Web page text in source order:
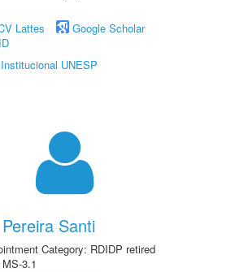
Lattes
Google Scholar
UNESP
Santi
Category: RDIDP retired
3.1